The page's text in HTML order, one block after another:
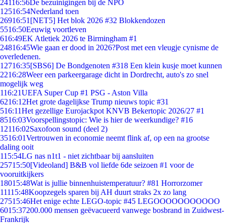
24116:56De bezuinigingen bij de NPO
12516:54Nederland toen
26916:51 [NET5] Het blok 2026 #32 Blokkendozen
5516:50Eeuwig voortleven
616:49EK Atletiek 2026 te Birmingham #1
24816:45Wie gaan er dood in 2026?Post met een vleugje cynisme de
overledenen.
12716:35[SBS6] De Bondgenoten #318 Een klein kusje moet kunnen
2216:28Weer een parkeergarage dicht in Dordrecht, auto's zo snel
mogelijk weg
116:21UEFA Super Cup #1 PSG - Aston Villa
6216:12Het grote dagelijkse Trump nieuws topic #31
516:11Het gezellige Eurojackpot KNVB Bekertopic 2026/27 #1
8516:03Voorspellingstopic: Wie is hier de weerkundige? #16
12116:02Saxofoon sound (deel 2)
3516:01Vertrouwen in economie neemt flink af, op een na grootse
daling ooit
115:54LG nas n1t1 - niet zichtbaar bij aansluiten
25715:50[Videoland] B&B vol liefde 6de seizoen #1 voor de
vooruitkijkers
18015:48Wat is jullie binnenhuistemperatuur? #81 Horrorzomer
11115:48Koopzegels sparen bij AH duurt straks 2x zo lang
27515:46Het enige echte LEGO-topic #45 LEGOOOOOOOOOOO
6015:37200.000 mensen geëvacueerd vanwege bosbrand in Zuidwest-
Frankrijk